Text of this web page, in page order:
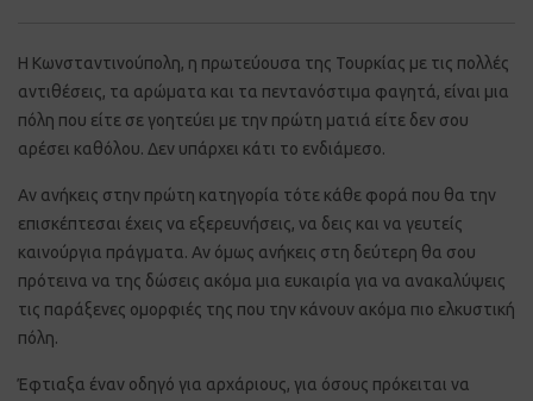
Η Κωνσταντινούπολη, η πρωτεύουσα της Τουρκίας με τις πολλές
αντιθέσεις, τα αρώματα και τα πεντανόστιμα φαγητά, είναι μια
πόλη που είτε σε γοητεύει με την πρώτη ματιά είτε δεν σου
αρέσει καθόλου. Δεν υπάρχει κάτι το ενδιάμεσο.
Αν ανήκεις στην πρώτη κατηγορία τότε κάθε φορά που θα την
επισκέπτεσαι έχεις να εξερευνήσεις, να δεις και να γευτείς
καινούργια πράγματα. Αν όμως ανήκεις στη δεύτερη θα σου
πρότεινα να της δώσεις ακόμα μια ευκαιρία για να ανακαλύψεις
τις παράξενες ομορφιές της που την κάνουν ακόμα πιο ελκυστική
πόλη.
Έφτιαξα έναν οδηγό για αρχάριους, για όσους πρόκειται να